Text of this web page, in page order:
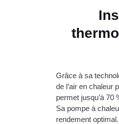
Grâce à sa
de l’air en chaleur
permet jusqu’à 70
Sa pompe à
rendement